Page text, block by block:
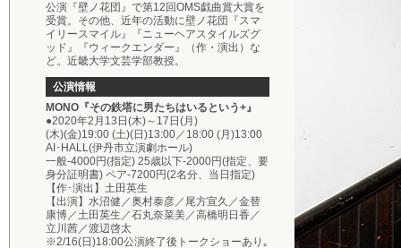
公演『壁ノ花団』で第12回OMS戯曲賞大賞を
受賞。その他、近年の活動に壁ノ花団『スマ
イリースマイル』『ニューヘアスタイルズグ
ッド』『ウィークエンダー』（作・演出）な
ど。近畿大学文芸学部教授。
公演情報
MONO『その鉄塔に男たちはいるという+』
●2020年2月13日(木)～17日(月)
(木)(金)19:00 (土)(日)13:00／18:00 (月)13:00
AI･HALL(伊丹市立演劇ホール)
一般-4000円(指定) 25歳以下-2000円(指定、要
身分証明書) ペア-7200円(2名分、当日指定)
【作･演出】土田英生
【出演】水沼健／奥村泰彦／尾方宣久／金替
康博／土田英生／石丸奈菜美／高橋明日香／
立川茜／渡辺啓太
※2/16(日)18:00公演終了後トークショーあり｡